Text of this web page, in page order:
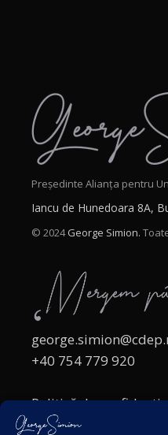
Președinte Alianța pentru
Iancu de Hunedoara 8A,
© 2024George Simion.
+40 754 779 920
Politică de
Politica cookies